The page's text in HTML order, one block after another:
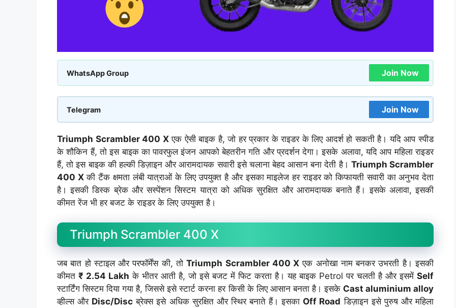
WhatsApp Group Join Now
Telegram Join Now
Triumph Scrambler 400 Xएक ऐसी बाइक है, जो हर प्रकार के राइडर के लिए आदर्श हो सकती है। यदि आप स्पीड
के शौकिन हैं, तो इस बाइक का पावरफुल इंजन आपको बेहतरीन गति और प्रदर्शन देगा। इसके अलावा, यदि आप महिला राइडर
हैं, तो इस बाइक की हल्की डिज़ाइन और आरामदायक सवारी इसे चलाना बेहद आसान बना देती है। Triumph Scrambler
400 Xकी टैंक क्षमता लंबी यात्राओं के लिए उपयुक्त है और इसका माइलेज हर राइडर को किफायती सवारी का अनुभव देता
है। इसकी डिस्क ब्रेक और सस्पेंशन सिस्टम यात्रा को अधिक सुरक्षित और आरामदायक बनाते हैं। इसके अलावा, इसकी
कीमत रेंज भी हर बजट के राइडर के लिए उपयुक्त है।
Triumph Scrambler 400 X
जब बात हो स्टाइल और परफॉर्मेंस की, तोTriumph Scrambler 400 X एक अनोखा नाम बनकर उभरती है। इसकी
कीमत ₹ 2.54 Lakh के भीतर आती है, जो इसे बजट में फिट करता है। यह बाइक Petrol पर चलती है और इसमें Self
स्टार्टिंग सिस्टम दिया गया है, जिससे इसे स्टार्ट करना हर किसी के लिए आसान बनता है। इसके Cast aluminium alloy
व्हील्स और Disc/Disc ब्रेक्स इसे अधिक सुरक्षित और स्थिर बनाते हैं। इसका Off Road डिज़ाइन इसे पुरुष और महिला